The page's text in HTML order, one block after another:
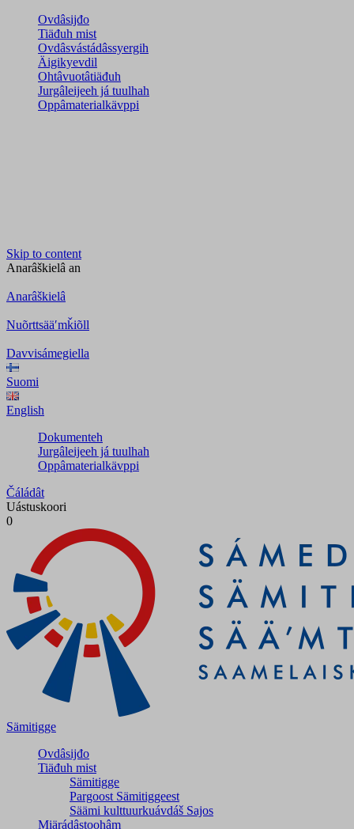
Ovdâsijđo
Tiäđuh mist
Ovdâsvástádâssyergih
Äigikyevdil
Ohtâvuotâtiäđuh
Jurgâleijeeh já tuulhah
Oppâmaterialkävppi
Skip to content
Anarâškielâ an
Anarâškielâ
Nuõrttsääʹmǩiõll
Davvisámegiella
Suomi
English
Dokumenteh
Jurgâleijeeh já tuulhah
Oppâmaterialkävppi
Čáládât
Uástuskoori
0
Sämitigge
Ovdâsijđo
Tiäđuh mist
Sämitigge
Pargoost Sämitiggeest
Säämi kulttuurkuávdáš Sajos
Miärádâstoohâm